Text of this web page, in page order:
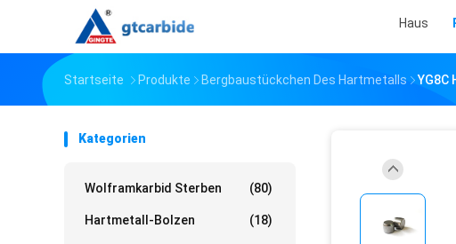
Haus
Startseite Produkte Bergbaustückchen Des Hartmetalls
Kategorien
Wolframkarbid Sterben (80)
Hartmetall-Bolzen (18)